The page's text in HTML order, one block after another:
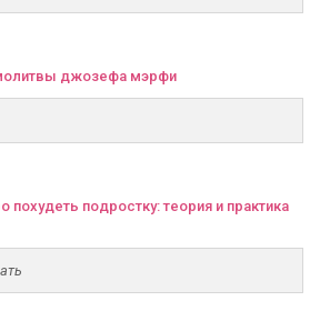
джозефа мэрфи
похудеть подростку: теория и практика